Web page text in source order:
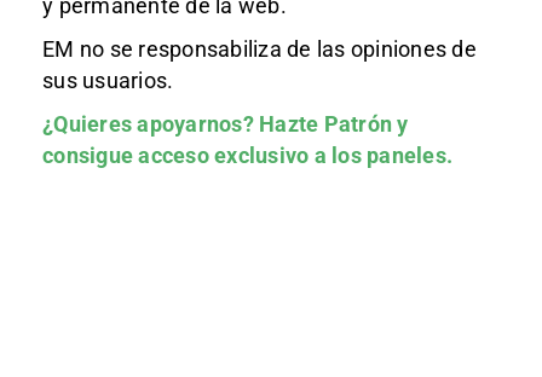
y permanente de la web.
EM no se responsabiliza de las opiniones de
sus usuarios.
¿Quieres apoyarnos? Hazte Patróny
consigue acceso exclusivo a los paneles.